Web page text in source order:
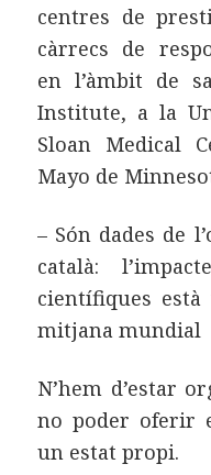
centres de
càrrecs de
en l’àmbit de
Institute, a la
Sloan Medical
Mayo de
– Són dades de
català:
científiques
mitjana mundial
N’hem d’estar
no poder oferir
un estat propi.